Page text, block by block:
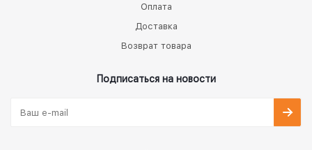
Оплата
Доставка
Возврат товара
Подписаться на новости